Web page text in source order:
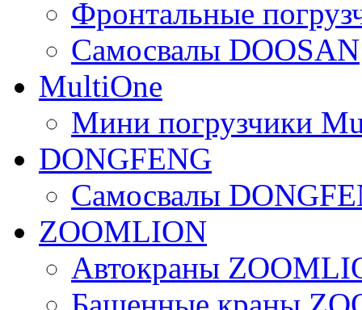
Фронтальные
Самосвалы DOOSAN
MultiOne
Мини погрузчики
DONGFENG
Самосвалы
ZOOMLION
Автокраны